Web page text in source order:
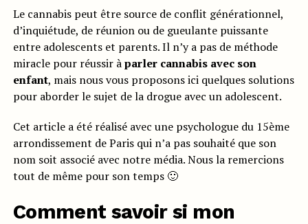
Le cannabis peut être source de conflit générationnel,
d’inquiétude, de réunion ou de gueulante puissante
entre adolescents et parents. Il n’y a pas de méthode
miracle pour réussir àparler cannabis avec son
enfant, mais nous vous proposons ici quelques solutions
pour aborder le sujet de la drogue avec un adolescent.
Cet article a été réalisé avec une psychologue du 15ème
arrondissement de Paris qui n’a pas souhaité que son
nom soit associé avec notre média. Nous la remercions
tout de même pour son temps 🙂
Comment savoir si mon